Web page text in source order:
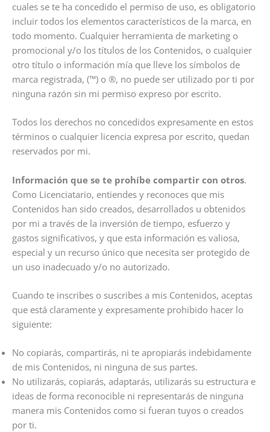
cuales se te ha concedido el permiso de uso, es obligatorio
incluir todos los elementos característicos de la marca, en
todo momento. Cualquier herramienta de marketing o
promocional y/o los títulos de los Contenidos, o cualquier
otro título o información mía que lleve los símbolos de
marca registrada, (™) o ®, no puede ser utilizado por ti por
ninguna razón sin mi permiso expreso por escrito.
Todos los derechos no concedidos expresamente en estos
términos o cualquier licencia expresa por escrito, quedan
reservados por mi.
Información que se te prohíbe compartir con otros.
Como Licenciatario, entiendes y reconoces que mis
Contenidos han sido creados, desarrollados u obtenidos
por mi a través de la inversión de tiempo, esfuerzo y
gastos significativos, y que esta información es valiosa,
especial y un recurso único que necesita ser protegido de
un uso inadecuado y/o no autorizado.
Cuando te inscribes o suscribes a mis Contenidos, aceptas
que está claramente y expresamente prohibido hacer lo
siguiente:
No copiarás, compartirás, ni te apropiarás indebidamente
de mis Contenidos, ni ninguna de sus partes.
No utilizarás, copiarás, adaptarás, utilizarás su estructura e
ideas de forma reconocible ni representarás de ninguna
manera mis Contenidos como si fueran tuyos o creados
por ti.